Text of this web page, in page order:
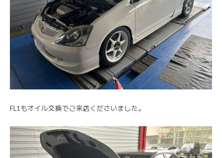
FL1もオイル交換でご来店くださいました。